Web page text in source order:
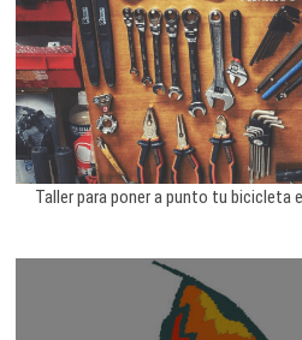
Taller para poner a punto tu bicicleta